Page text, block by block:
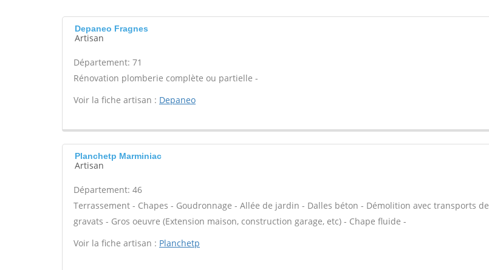
Depaneo Fragnes
Artisan
Département: 71
Rénovation plomberie complète ou partielle -
Voir la fiche artisan : Depaneo
Planchetp Marminiac
Artisan
Département: 46
Terrassement - Chapes - Goudronnage - Allée de jardin - Dalles béton - Démolition avec transports de
gravats - Gros oeuvre (Extension maison, construction garage, etc) - Chape fluide -
Voir la fiche artisan : Planchetp